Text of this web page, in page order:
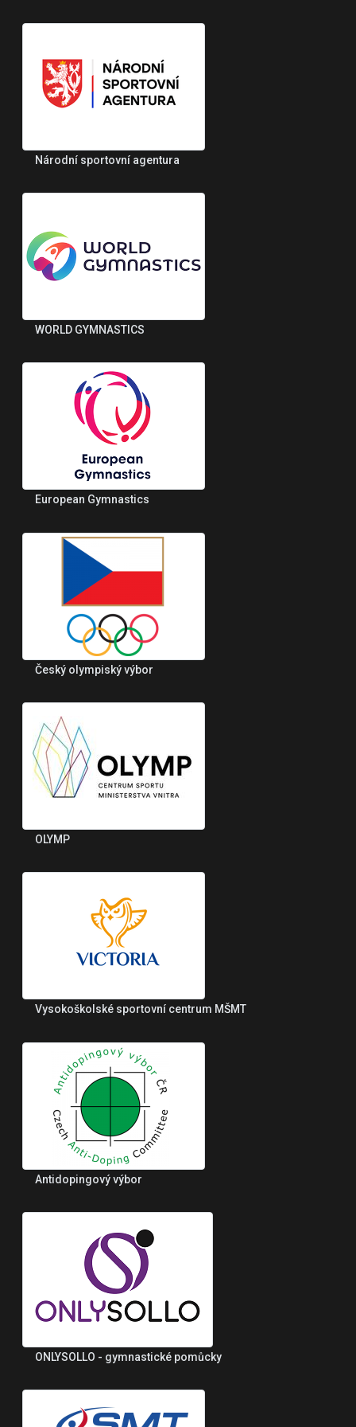
Národní sportovní agentura
WORLD GYMNASTICS
European Gymnastics
Český olympiský výbor
OLYMP
Vysokoškolské sportovní centrum MŠMT
Antidopingový výbor
ONLYSOLLO - gymnastické pomůcky